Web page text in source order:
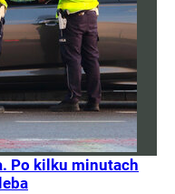
Po kilku minutach